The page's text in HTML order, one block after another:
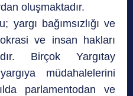
oluşmaktadır.
yargı bağımsızlığı ve
ve insan hakları
Birçok Yargıtay
müdahalelerini
parlamentodan ve